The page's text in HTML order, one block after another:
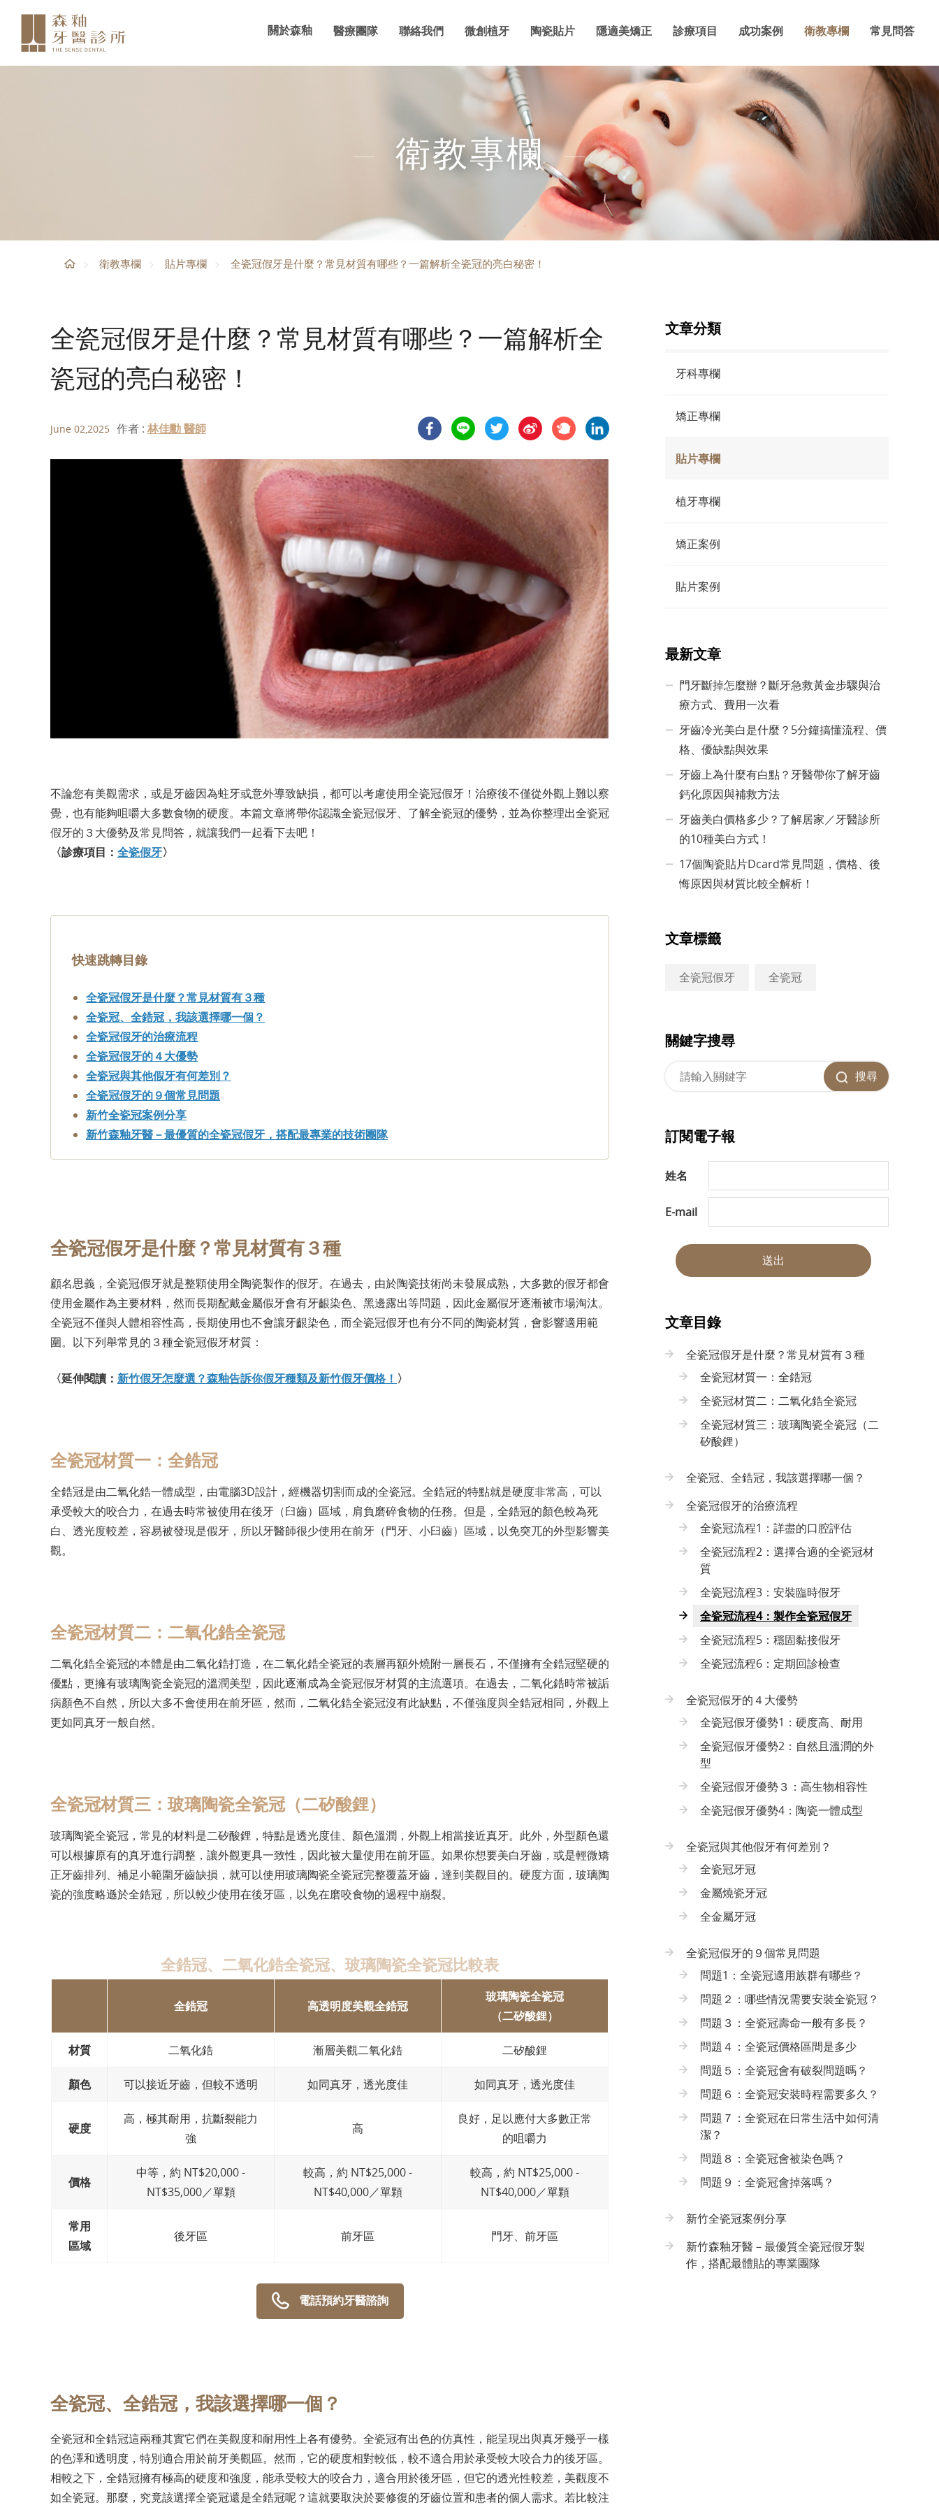
關於森釉 醫療團隊 聯絡我們 微創植牙 陶瓷貼片 隱適美矯正 診療項目 成功案例 衛教專欄 常見問答
衛教專欄
衛教專欄 貼片專欄 全瓷冠假牙是什麼？常見材質有哪些？一篇解析全瓷冠的亮白秘密！
全瓷冠假牙是什麼？常見材質有哪些？一篇解析全
瓷冠的亮白秘密！
June 02,2025 作者 : 林佳勳 醫師
不論您有美觀需求，或是牙齒因為蛀牙或意外導致缺損，都可以考慮使用全瓷冠假牙！治療後不僅從外觀上難以察
覺，也有能夠咀嚼大多數食物的硬度。本篇文章將帶你認識全瓷冠假牙、了解全瓷冠的優勢，並為你整理出全瓷冠
假牙的３大優勢及常見問答，就讓我們一起看下去吧！
〈診療項目： 全瓷假牙〉
快速跳轉目錄
全瓷冠假牙是什麼？常見材質有３種
全瓷冠、全鋯冠，我該選擇哪一個？
全瓷冠假牙的治療流程
全瓷冠假牙的４大優勢
全瓷冠與其他假牙有何差別？
全瓷冠假牙的９個常見問題
新竹全瓷冠案例分享
新竹森釉牙醫－最優質的全瓷冠假牙，搭配最專業的技術團隊
全瓷冠假牙是什麼？常見材質有３種
顧名思義，全瓷冠假牙就是整顆使用全陶瓷製作的假牙。在過去，由於陶瓷技術尚未發展成熟，大多數的假牙都會
使用金屬作為主要材料，然而長期配戴金屬假牙會有牙齦染色、黑邊露出等問題，因此金屬假牙逐漸被市場淘汰。
全瓷冠不僅與人體相容性高，長期使用也不會讓牙齦染色，而全瓷冠假牙也有分不同的陶瓷材質，會影響適用範
圍。以下列舉常見的３種全瓷冠假牙材質：
〈延伸閱讀： 新竹假牙怎麼選？森釉告訴你假牙種類及新竹假牙價格！ 〉
全瓷冠材質一：全鋯冠
全鋯冠是由二氧化鋯一體成型，由電腦3D設計，經機器切割而成的全瓷冠。全鋯冠的特點就是硬度非常高，可以
承受較大的咬合力，在過去時常被使用在後牙（臼齒）區域，肩負磨碎食物的任務。但是，全鋯冠的顏色較為死
白、透光度較差，容易被發現是假牙，所以牙醫師很少使用在前牙（門牙、小臼齒）區域，以免突兀的外型影響美
觀。
全瓷冠材質二：二氧化鋯全瓷冠
二氧化鋯全瓷冠的本體是由二氧化鋯打造，在二氧化鋯全瓷冠的表層再額外燒附一層長石，不僅擁有全鋯冠堅硬的
優點，更擁有玻璃陶瓷全瓷冠的溫潤美型，因此逐漸成為全瓷冠假牙材質的主流選項。在過去，二氧化鋯時常被詬
病顏色不自然，所以大多不會使用在前牙區，然而，二氧化鋯全瓷冠沒有此缺點，不僅強度與全鋯冠相同，外觀上
更如同真牙一般自然。
全瓷冠材質三：玻璃陶瓷全瓷冠（二矽酸鋰）
玻璃陶瓷全瓷冠，常見的材料是二矽酸鋰，特點是透光度佳、顏色溫潤，外觀上相當接近真牙。此外，外型顏色還
可以根據原有的真牙進行調整，讓外觀更具一致性，因此被大量使用在前牙區。如果你想要美白牙齒，或是輕微矯
正牙齒排列、補足小範圍牙齒缺損，就可以使用玻璃陶瓷全瓷冠完整覆蓋牙齒，達到美觀目的。硬度方面，玻璃陶
瓷的強度略遜於全鋯冠，所以較少使用在後牙區，以免在磨咬食物的過程中崩裂。
全鋯冠、二氧化鋯全瓷冠、玻璃陶瓷全瓷冠比較表
全鋯冠 高透明度美觀全鋯冠
玻璃陶瓷全瓷冠
（二矽酸鋰）
材質 二氧化鋯 漸層美觀二氧化鋯 二矽酸鋰
顏色 可以接近牙齒，但較不透明 如同真牙，透光度佳 如同真牙，透光度佳
硬度
高，極其耐用，抗斷裂能力
強
高
良好，足以應付大多數正常
的咀嚼力
價格
中等，約 NT$20,000 -
NT$35,000／單顆
較高，約 NT$25,000 -
NT$40,000／單顆
較高，約 NT$25,000 -
NT$40,000／單顆
常用
區域
後牙區 前牙區 門牙、前牙區
電話預約牙醫諮詢
全瓷冠、全鋯冠，我該選擇哪一個？
全瓷冠和全鋯冠這兩種其實它們在美觀度和耐用性上各有優勢。全瓷冠有出色的仿真性，能呈現出與真牙幾乎一樣
的色澤和透明度，特別適合用於前牙美觀區。然而，它的硬度相對較低，較不適合用於承受較大咬合力的後牙區。
相較之下，全鋯冠擁有極高的硬度和強度，能承受較大的咬合力，適合用於後牙區，但它的透光性較差，美觀度不
如全瓷冠。那麼，究竟該選擇全瓷冠還是全鋯冠呢？這就要取決於要修復的牙齒位置和患者的個人需求。若比較注
文章分類
牙科專欄
矯正專欄
貼片專欄
植牙專欄
矯正案例
貼片案例
最新文章
門牙斷掉怎麼辦？斷牙急救黃金步驟與治
療方式、費用一次看
牙齒冷光美白是什麼？5分鐘搞懂流程、價
格、優缺點與效果
牙齒上為什麼有白點？牙醫帶你了解牙齒
鈣化原因與補救方法
牙齒美白價格多少？了解居家／牙醫診所
的10種美白方式！
17個陶瓷貼片Dcard常見問題，價格、後
悔原因與材質比較全解析！
文章標籤
全瓷冠假牙 全瓷冠
關鍵字搜尋
搜尋
訂閱電子報
姓名
E-mail
送出
文章目錄
全瓷冠假牙是什麼？常見材質有３種
全瓷冠材質一：全鋯冠
全瓷冠材質二：二氧化鋯全瓷冠
全瓷冠材質三：玻璃陶瓷全瓷冠（二
矽酸鋰）
全瓷冠、全鋯冠，我該選擇哪一個？
全瓷冠假牙的治療流程
全瓷冠流程1：詳盡的口腔評估
全瓷冠流程2：選擇合適的全瓷冠材
質
全瓷冠流程3：安裝臨時假牙
全瓷冠流程4：製作全瓷冠假牙
全瓷冠流程5：穩固黏接假牙
全瓷冠流程6：定期回診檢查
全瓷冠假牙的４大優勢
全瓷冠假牙優勢1：硬度高、耐用
全瓷冠假牙優勢2：自然且溫潤的外
型
全瓷冠假牙優勢３：高生物相容性
全瓷冠假牙優勢4：陶瓷一體成型
全瓷冠與其他假牙有何差別？
全瓷冠牙冠
金屬燒瓷牙冠
全金屬牙冠
全瓷冠假牙的９個常見問題
問題1：全瓷冠適用族群有哪些？
問題２：哪些情況需要安裝全瓷冠？
問題３：全瓷冠壽命一般有多長？
問題４：全瓷冠價格區間是多少
問題５：全瓷冠會有破裂問題嗎？
問題６：全瓷冠安裝時程需要多久？
問題７：全瓷冠在日常生活中如何清
潔？
問題８：全瓷冠會被染色嗎？
問題９：全瓷冠會掉落嗎？
新竹全瓷冠案例分享
新竹森釉牙醫－最優質全瓷冠假牙製
作，搭配最體貼的專業團隊